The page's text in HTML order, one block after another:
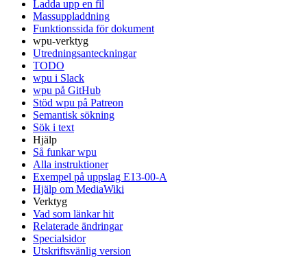
Ladda upp en fil
Massuppladdning
Funktionssida för dokument
wpu-verktyg
Utredningsanteckningar
TODO
wpu i Slack
wpu på GitHub
Stöd wpu på Patreon
Semantisk sökning
Sök i text
Hjälp
Så funkar wpu
Alla instruktioner
Exempel på uppslag E13-00-A
Hjälp om MediaWiki
Verktyg
Vad som länkar hit
Relaterade ändringar
Specialsidor
Utskriftsvänlig version